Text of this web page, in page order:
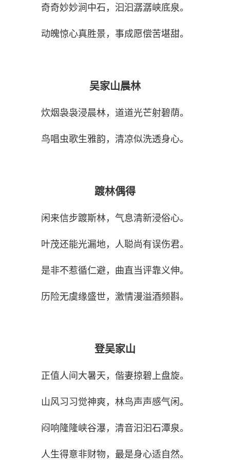
奇奇妙妙涧中石，汩汩潺潺峡底泉。
动魄惊心真胜景，事成愿偿苦堪甜。
吴家山晨林
炊烟袅袅浸晨林，道道光芒射碧荫。
鸟唱虫歌生雅韵，清凉似洗透身心。
踱林偶得
闲来信步踱斯林，气息清新浸俗心。
叶茂还能光漏地，人聪尚有误伤君。
是非不惹循仁避，曲直当评靠义伸。
历险无虞缘盛世，激情漫溢酒频斟。
登吴家山
正值人间大暑天，偕妻掠碧上盘旋。
山风习习觉神爽，林鸟声声感气闲。
闷响隆隆峡谷瀑，清音汩汩石潭泉。
人生得意非财物，最是身心适自然。